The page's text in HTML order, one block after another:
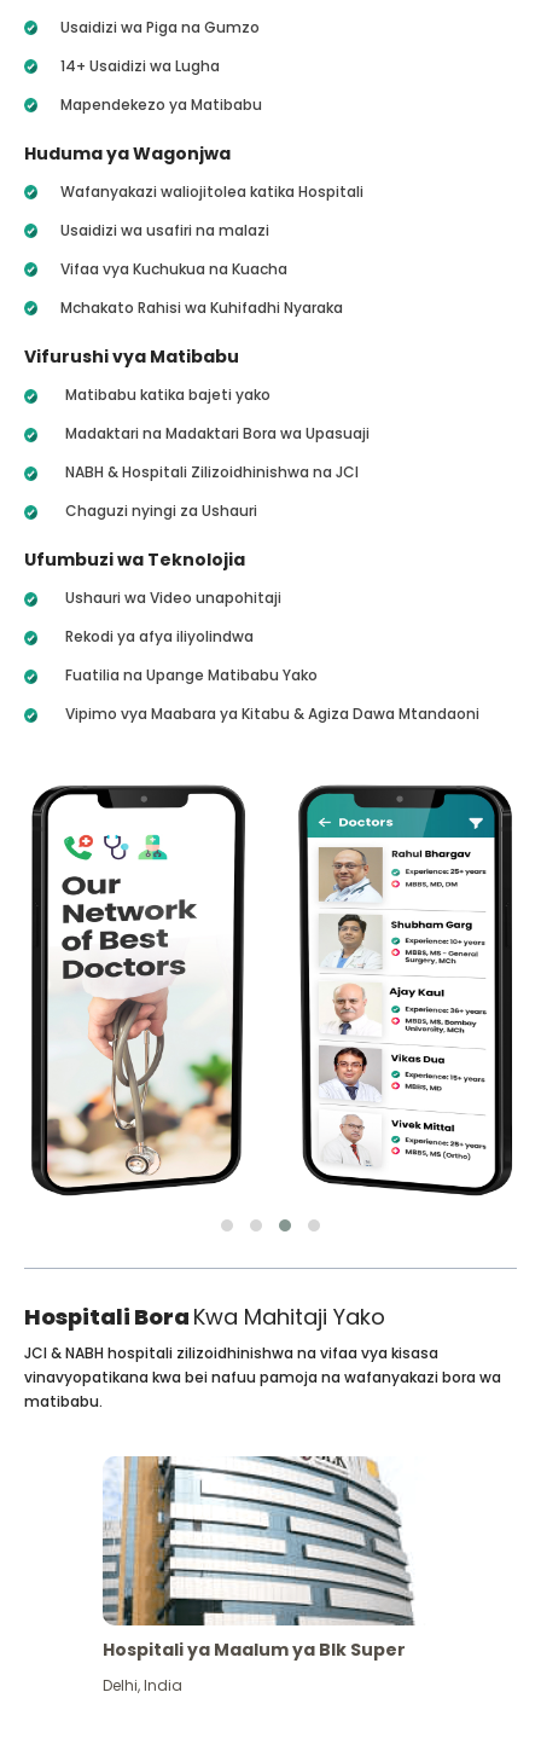
Usaidizi wa Piga na Gumzo
14+ Usaidizi wa Lugha
Mapendekezo ya Matibabu
Huduma ya Wagonjwa
Wafanyakazi waliojitolea katika Hospitali
Usaidizi wa usafiri na malazi
Vifaa vya Kuchukua na Kuacha
Mchakato Rahisi wa Kuhifadhi Nyaraka
Vifurushi vya Matibabu
Matibabu katika bajeti yako
Madaktari na Madaktari Bora wa Upasuaji
NABH & Hospitali Zilizoidhinishwa na JCI
Chaguzi nyingi za Ushauri
Ufumbuzi wa Teknolojia
Ushauri wa Video unapohitaji
Rekodi ya afya iliyolindwa
Fuatilia na Upange Matibabu Yako
Vipimo vya Maabara ya Kitabu & Agiza Dawa Mtandaoni
Hospitali Bora Kwa Mahitaji Yako
JCI & NABH hospitali zilizoidhinishwa na vifaa vya kisasa
vinavyopatikana kwa bei nafuu pamoja na wafanyakazi bora wa
matibabu.
Hospitali ya Maalum ya Blk Super
Delhi,India